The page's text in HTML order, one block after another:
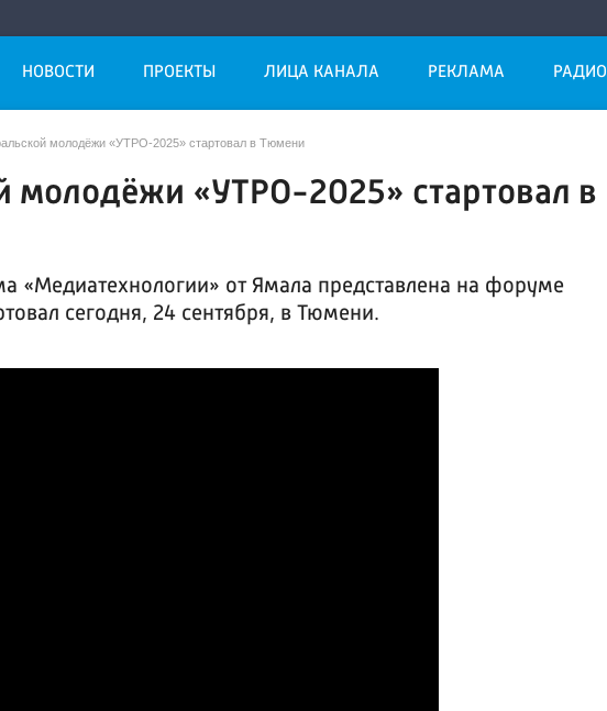
НОВОСТИ ПРОЕКТЫ ЛИЦА КАНАЛА РЕКЛАМА РАДИО
молодёжи «УТРО-2025» стартовал в Тюмени
молодёжи «УТРО-2025» стартовал в
«Медиатехнологии» от Ямала представлена на форуме
сегодня, 24 сентября, в Тюмени.